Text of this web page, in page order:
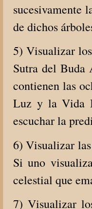
sucesivamente
de dichos
5) Visualizar
Sutra del Buda
contienen las
Luz y la Vida
escuchar la
6) Visualizar
Si uno
celestial que
7) Visualizar